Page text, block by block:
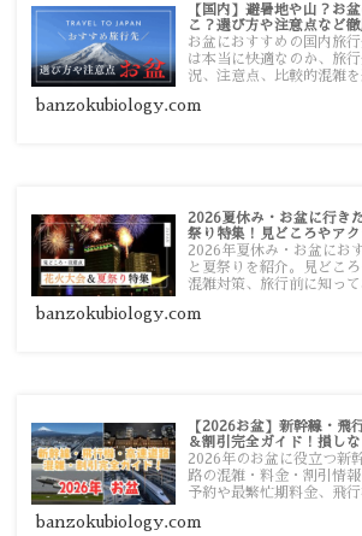
【国内】避暑地や山？お
こ？選び方や注意点など
お盆におすすめの国内旅
は本当に快適なのか、旅
況、注意点、比較的混雑
す。
banzokubiology.com
2026夏休み・お盆に行き
祭り特集！見どころやア
2026年夏休み・お盆にお
と夏祭りを紹介。見どこ
混雑対策、旅行前に知っ
banzokubiology.com
【2026お盆】新幹線・飛
＆割引完全ガイド！損し
2026年のお盆に役立つ新
路の混雑・料金・割引情
予約や最繁忙期料金、飛
い移動方法を分かりやす
banzokubiology.com